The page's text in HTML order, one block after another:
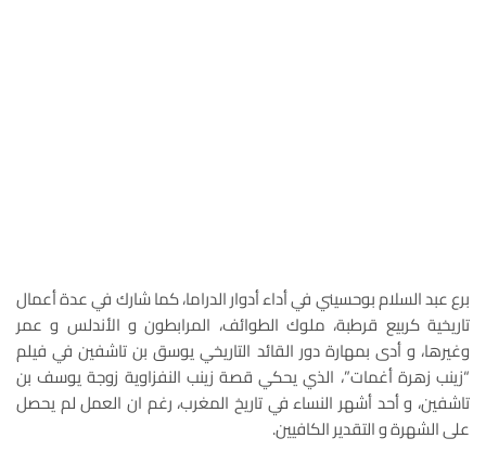
برع عبد السلام بوحسيني في أداء أدوار الدراما، كما شارك في عدة أعمال
تاريخية كربيع قرطبة، ملوك الطوائف، المرابطون و الأندلس و عمر
وغيرها، و أدى بمهارة دور القائد التاريخي يوسق بن تاشفين في فيلم
“زينب زهرة أغمات”، الذي يحكي قصة زينب النفزاوية زوجة يوسف بن
تاشفين، و أحد أشهر النساء في تاريخ المغرب، رغم ان العمل لم يحصل
على الشهرة و التقدير الكافيين.